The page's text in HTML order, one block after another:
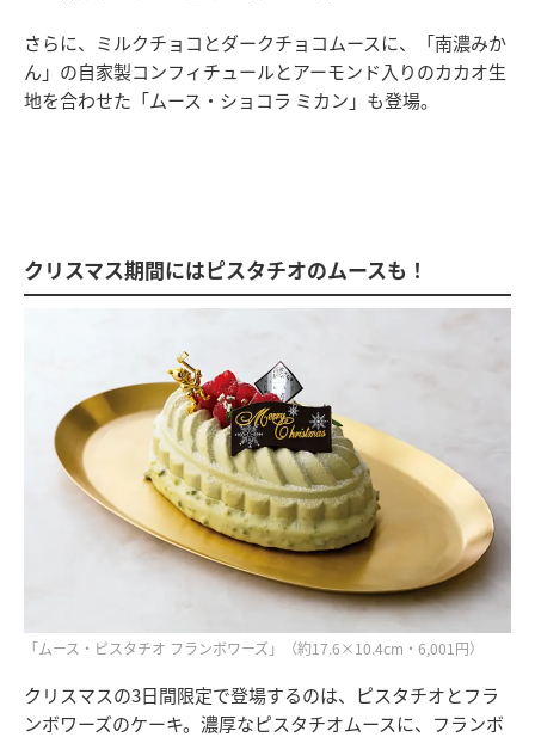
さらに、ミルクチョコとダークチョコムースに、「南濃みか
ん」の自家製コンフィチュールとアーモンド入りのカカオ生
地を合わせた「ムース・ショコラ ミカン」も登場。
クリスマス期間にはピスタチオのムースも！
「ムース・ピスタチオ フランボワーズ」（約17.6×10.4cm・6,001円）
クリスマスの3日間限定で登場するのは、ピスタチオとフラ
ンボワーズのケーキ。濃厚なピスタチオムースに、フランボ